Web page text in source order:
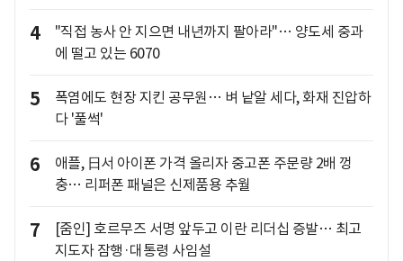
4
"직접 농사 안 지으면 내년까지 팔아라"… 양도세 중과
에 떨고 있는 6070
5
폭염에도 현장 지킨 공무원… 벼 낱알 세다, 화재 진압하
다 '풀썩'
6
애플, 日서 아이폰 가격 올리자 중고폰 주문량 2배 껑
충… 리퍼폰 패널은 신제품용 추월
7
[줌인] 호르무즈 서명 앞두고 이란 리더십 증발… 최고
지도자 잠행·대통령 사임설